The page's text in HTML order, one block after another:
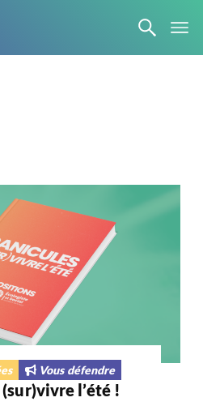
Vous défendre
(sur)vivre l’été !